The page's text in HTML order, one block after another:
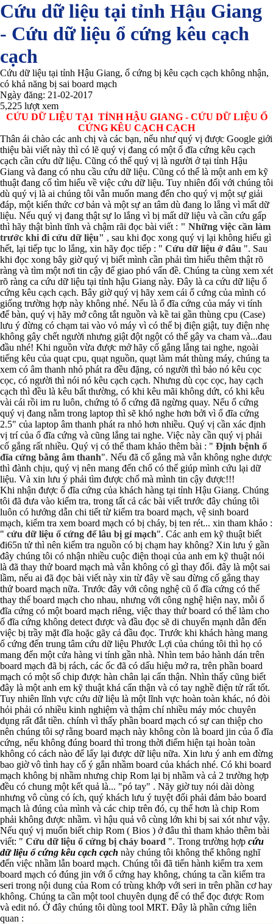
Cứu dữ liệu tại tỉnh Hậu Giang
- Cứu dữ liệu ổ cứng kêu cạch
cạch
Cứu dữ liệu tại tỉnh Hậu Giang, ổ cứng bị kêu cạch cạch không nhận,
có khả năng bị sai board mạch
Ngày đăng: 21-02-2017
5,225 lượt xem
CỨU DỮ LIỆU TẠI TỈNH HẬU GIANG - CỨU DỮ LIỆU Ổ
CỨNG KÊU CẠCH CẠCH
Thân ái chào các anh chị và các bạn, nếu như quý vị được Google giới
thiệu bài viết này thì có lẽ quý vị đang có một ổ đĩa cứng kêu cạch
cạch cần cứu dữ liệu. Cũng có thể quý vị là người ở tại tỉnh Hậu
Giang và đang có nhu cầu cứu dữ liệu. Cũng có thể là một anh em kỹ
thuật đang cố tìm hiểu về việc cứu dữ liệu. Tuy nhiên đối với chúng tôi
dù quý vị là ai chúng tôi vẫn muốn mang đến cho quý vị một sự giải
đáp, một kiến thức cơ bản và một sự an tâm dù đang lo lắng vì mất dữ
liệu. Nếu quý vị đang thật sự lo lắng vì bị mất dữ liệu và cần cứu gấp
thì hãy thật bình tĩnh và chậm rãi đọc bài viết : " Những việc cần làm
trước khi đi cứu dữ liệu" , sau khi đọc xong quý vị lại không hiểu gì
hết, lại tiếp tục lo lắng, xin hãy đọc tiếp : " Cứu dữ liệu ở đâu ". Sau
khi đọc xong bây giờ quý vị biết mình cần phải tìm hiểu thêm thật rõ
ràng và tìm một nơi tin cậy để giao phó vấn đề. Chúng ta cùng xem xét
rõ ràng ca cứu dữ liệu tại tỉnh hậu Giang này. Đây là ca cứu dữ liệu ổ
cứng kêu cạch cạch. Bây giờ quý vị hãy xem cái ổ cứng của mình có
giống trường hợp này không nhé. Nếu là ổ đĩa cứng của máy vi tính
để bàn, quý vị hãy mở công tắt nguồn và kề tai gần thùng cpu (Case)
lưu ý đừng có chạm tai vào vỏ máy vì có thể bị điện giật, tuy điện nhẹ
không gây chết người nhưng giật đột ngột có thể gây va cham và...đau
đầu nhé! Khi nguồn vừa được mở hãy cố gắng lắng tai nghe, ngoài
tiếng kêu của quạt cpu, quạt nguồn, quạt làm mát thùng máy, chúng ta
xem có âm thanh nhỏ phát ra đều đặng, có người thì bảo nó kêu cọc
cọc, có người thì nói nó kêu cạch cạch. Nhưng dù cọc cọc, hay cạch
cạch thì đều là kêu bất thường, có khi kêu mãi không dứt, có khi kêu
vài cái rồi im ru luôn, chứng tỏ ổ cứng đã ngừng quay. Nếu ổ cứng
quý vị đang nằm trong laptop thì sẽ khó nghe hơn bởi vì ổ đĩa cứng
2.5" của laptop âm thanh phát ra nhỏ hơn nhiều. Quý vị cần xác định
vị trí của ổ đĩa cứng và cũng lắng tai nghe. Việc này cần quý vị phải
cố gắng rất nhiều. Quý vị có thể tham khảo thêm bài : " Định bệnh ổ
đĩa cứng bằng âm thanh". Nếu đã cố gắng mà vẫn không nghe dược
thì đành chịu, quý vị nên mang đến chổ có thể giúp mình cứu lại dữ
liệu. Và xin lưu ý phải tìm được chổ mà mình tin cậy được!!!
Khi nhận được ổ đĩa cứng của khách hàng tại tỉnh Hậu Giang. Chúng
tôi đã đưa vào kiểm tra, trong tất cả các bài viết trước đây chúng tôi
luôn có hướng dẫn chi tiết từ kiểm tra board mạch, vệ sinh board
mạch, kiểm tra xem board mạch có bị cháy, bị ten rét... xin tham khảo :
" cứu dữ liệu ổ cứng để lâu bị gỉ mạch". Các anh em kỹ thuật biết
đi65n tử thì nên kiểm tra nguồn có bị chạm hay không? Xin lưu ý gần
đây chúng tôi có nhận nhiều cuộc điện thoại của anh em kỹ thuật nói
là đã thay thử board mạch mà vẫn không có gì thay đổi. đây là một sai
lầm, nếu ai đã đọc bài viết này xin từ đây về sau đừng cố gắng thay
thử board mạch nữa. Trước đây với công nghệ cũ ổ đĩa cứng có thể
thay thế board mạch cho nhau, nhưng với công nghệ hiện nay, mỗi ổ
đĩa cứng có một board mạch riêng, việc thay thử board có thể làm cho
ổ đĩa cứng không detect được và đầu đọc sẽ di chuyển mạnh dẫn đến
việc bị trầy mặt đĩa hoặc gãy cả đầu đọc. Trước khi khách hàng mang
ổ cứng đến trung tâm cứu dữ liệu Phước Lợi của chúng tôi thì họ có
mang đến một cửa hàng vi tính gần nhà. Nhìn tem bảo hành dán trên
board mạch đã bị rách, các ốc đã có dấu hiệu mở ra, trên phần board
mạch có một số chip được hàn chân lại cẩn thận. Nhìn thấy cũng biết
đây là một anh em kỹ thuật khá cẩn thận và có tay nghề điện tử rất tốt.
Tuy nhiên lĩnh vực cứu dữ liệu là một lĩnh vực hoàn toàn khác, nó đòi
hỏi phải có nhiều kinh nghiệm và thậm chí nhiều máy móc chuyên
dụng rất đắt tiền. chính vì thấy phần board mạch có sự can thiệp cho
nên chúng tôi sợ rằng board mạch này không còn là board jin của ổ đĩa
cứng, nếu không đúng board thì trong thời điểm hiện tại hoàn toàn
không có cách nào để lấy lại được dữ liệu nữa. Xin lưu ý anh em đừng
bao giờ vô tình hay cố ý gắn nhầm board của khách nhé. Có khi board
mạch không bị nhầm nhưng chip Rom lại bị nhầm và cả 2 trường hợp
đều có chung một kết quả là... "pó tay" . Nãy giờ tuy nói dài dòng
nhưng vô cùng có ích, quý khách lưu ý tuyệt đối phải đảm bảo board
mạch là đúng của mình và các chip trên đó, cụ thể hơn là chip Rom
phải không được nhầm. vì hậu quả vô cùng lớn khi bị sai xót như vậy.
Nếu quý vị muốn biết chip Rom ( Bios ) ở đâu thì tham khảo thêm bài
viết: " Cứu dữ liệu ổ cứng bị cháy board ". Trong trường hợp cứu
dữ liệu ổ cứng kêu cạch cạch này chúng tôi không thể không nghĩ
đến việc nhầm lẫn board mạch. Chúng tôi đã tiến hành kiểm tra xem
board mạch có đúng jin với ổ cứng hay không, chúng ta cần kiểm tra
seri trong nội dung của Rom có trùng khớp với seri in trên phần cơ hay
không. Chúng ta cần một tool chuyên dụng để có thể đọc được Rom
và edit nó. Ở đây chúng tôi dùng tool MRT. Đây là phần cứng liên
quan :